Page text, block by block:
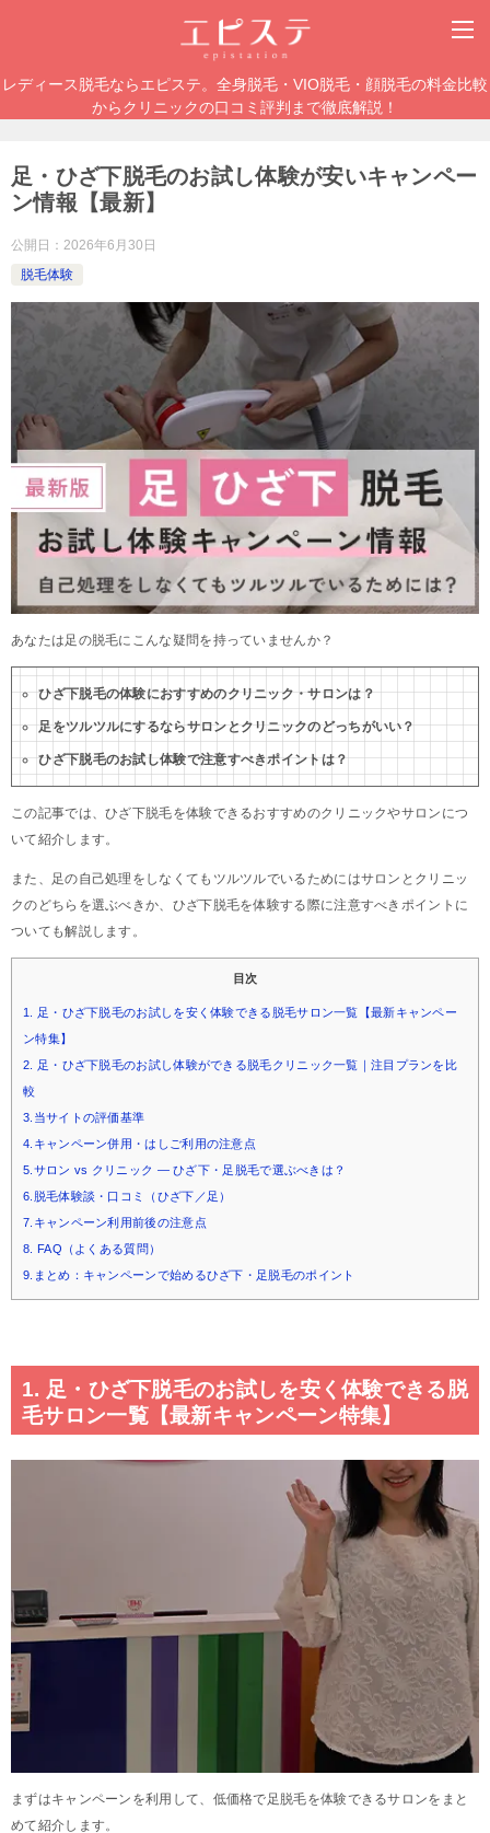
レディース脱毛ならエピステ。全身脱毛・VIO脱毛・顔脱毛の料金比較
からクリニックの口コミ評判まで徹底解説！
足・ひざ下脱毛のお試し体験が安いキャンペー
ン情報【最新】
公開日： 2026年6月30日
脱毛体験
あなたは足の脱毛にこんな疑問を持っていませんか？
ひざ下脱毛の体験におすすめのクリニック・サロンは？
足をツルツルにするならサロンとクリニックのどっちがいい？
ひざ下脱毛のお試し体験で注意すべきポイントは？
この記事では、ひざ下脱毛を体験できるおすすめのクリニックやサロンにつ
いて紹介します。
また、足の自己処理をしなくてもツルツルでいるためにはサロンとクリニッ
クのどちらを選ぶべきか、ひざ下脱毛を体験する際に注意すべきポイントに
ついても解説します。
目次
1. 足・ひざ下脱毛のお試しを安く体験できる脱毛サロン一覧【最新キャンペー
ン特集】
2. 足・ひざ下脱毛のお試し体験ができる脱毛クリニック一覧｜注目プランを比
較
3.当サイトの評価基準
4.キャンペーン併用・はしご利用の注意点
5.サロン vs クリニック — ひざ下・足脱毛で選ぶべきは？
6.脱毛体験談・口コミ（ひざ下／足）
7.キャンペーン利用前後の注意点
8. FAQ（よくある質問）
9.まとめ：キャンペーンで始めるひざ下・足脱毛のポイント
1. 足・ひざ下脱毛のお試しを安く体験できる脱
毛サロン一覧【最新キャンペーン特集】
まずはキャンペーンを利用して、低価格で足脱毛を体験できるサロンをまと
めて紹介します。